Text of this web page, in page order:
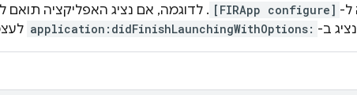
ל- [FIRApp configure] . לדוגמה, אם נציג האפליקציה תואם
ב- application:didFinishLaunchingWithOptions: